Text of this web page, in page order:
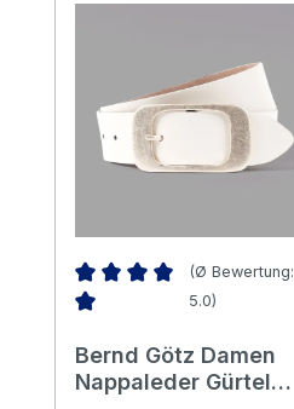
(Ø Bewertung:
5.0)
Bernd Götz Damen
Nappaleder Gürtel